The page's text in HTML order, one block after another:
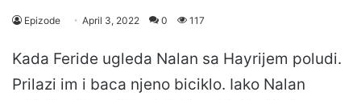
Epizode April 3, 2022 0 117
Kada Feride ugleda Nalan sa Hayrijem poludi.
Prilazi im i baca njeno biciklo. Iako Nalan